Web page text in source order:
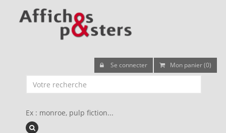
Se connecter Mon panier (0)
Ex : monroe, pulp fiction...